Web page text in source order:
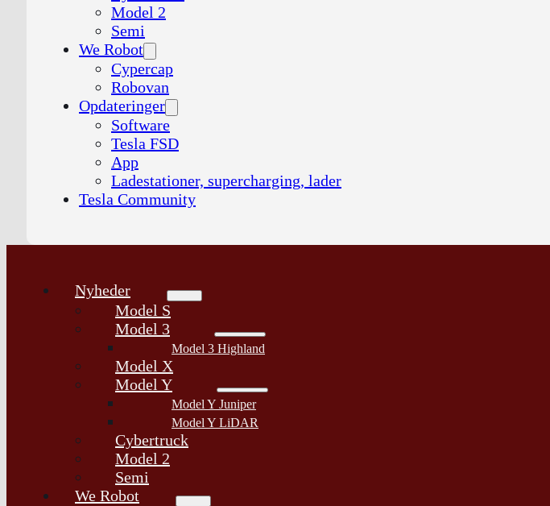
Model 2
Semi
We Robot
Cypercap
Robovan
Opdateringer
Software
Tesla FSD
App
Ladestationer, supercharging, lader
Tesla Community
Nyheder
Model S
Model 3
Model 3 Highland
Model X
Model Y
Model Y Juniper
Model Y LiDAR
Cybertruck
Model 2
Semi
We Robot